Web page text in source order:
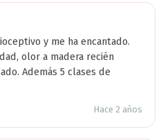
y me ha encantado.
olor a madera recién
Además 5 clases de
Hace 2 años